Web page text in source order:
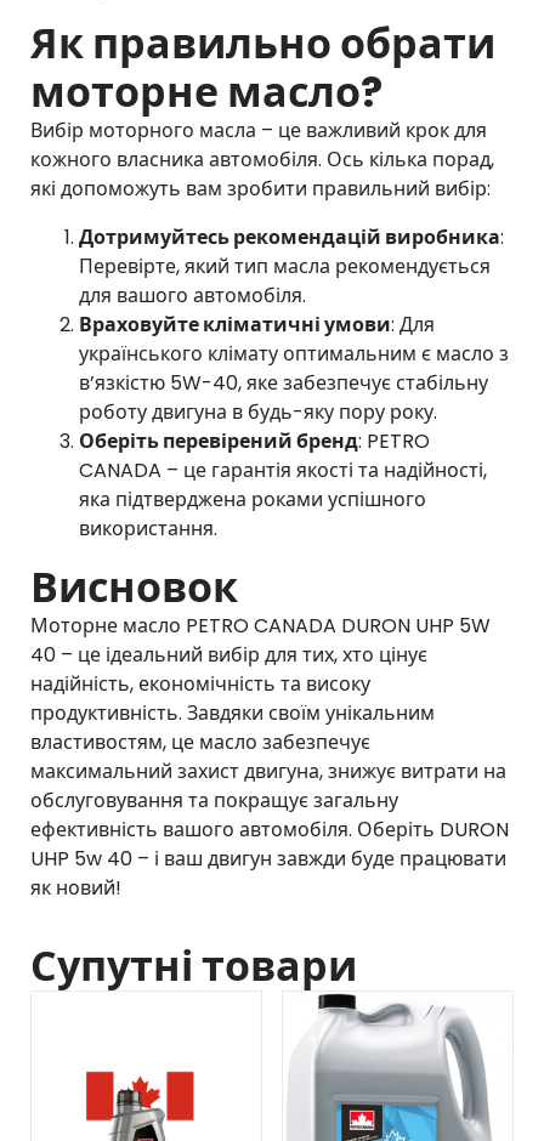
Як правильно обрати
моторне масло?
Вибір моторного масла – це важливий крок для
кожного власника автомобіля. Ось кілька порад,
які допоможуть вам зробити правильний вибір:
Дотримуйтесь рекомендацій виробника:
Перевірте, який тип масла рекомендується
для вашого автомобіля.
Враховуйте кліматичні умови: Для
українського клімату оптимальним є масло з
в’язкістю 5W-40, яке забезпечує стабільну
роботу двигуна в будь-яку пору року.
Оберіть перевірений бренд: PETRO
CANADA – це гарантія якості та надійності,
яка підтверджена роками успішного
використання.
Висновок
Моторне масло PETRO CANADA DURON UHP 5W
40 – це ідеальний вибір для тих, хто цінує
надійність, економічність та високу
продуктивність. Завдяки своїм унікальним
властивостям, це масло забезпечує
максимальний захист двигуна, знижує витрати на
обслуговування та покращує загальну
ефективність вашого автомобіля. Оберіть DURON
UHP 5w 40 – і ваш двигун завжди буде працювати
як новий!
Супутні товари